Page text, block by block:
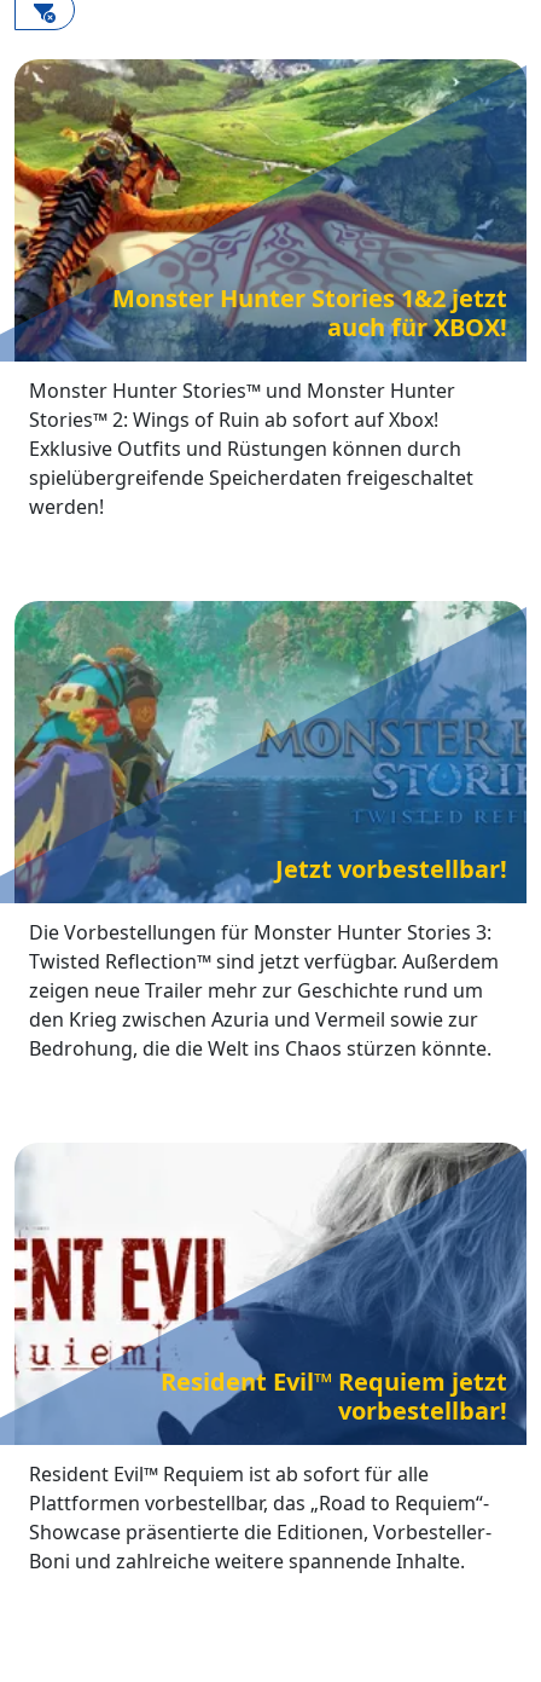
Monster Hunter Stories 1&2 jetzt
auch für XBOX!
Monster Hunter Stories™ und Monster Hunter
Stories™ 2: Wings of Ruin ab sofort auf Xbox!
Exklusive Outfits und Rüstungen können durch
spielübergreifende Speicherdaten freigeschaltet
werden!
Jetzt vorbestellbar!
Die Vorbestellungen für Monster Hunter Stories 3:
Twisted Reflection™sind jetzt verfügbar. Außerdem
zeigen neue Trailer mehr zur Geschichte rund um
den Krieg zwischen Azuria und Vermeil sowie zur
Bedrohung, die die Welt ins Chaos stürzen könnte.
Resident Evil™ Requiem jetzt
vorbestellbar!
ChatGPT:
Resident Evil™ Requiem ist ab sofort für alle
Plattformen vorbestellbar, das „Road to Requiem“-
Showcase präsentierte die Editionen, Vorbesteller-
Boni und zahlreiche weitere spannende Inhalte.